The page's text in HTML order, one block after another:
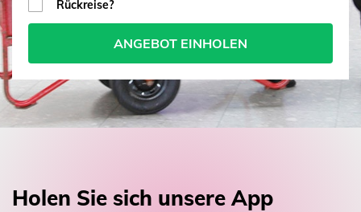
Rückreise?
ANGEBOT EINHOLEN
Holen Sie sich unsere App